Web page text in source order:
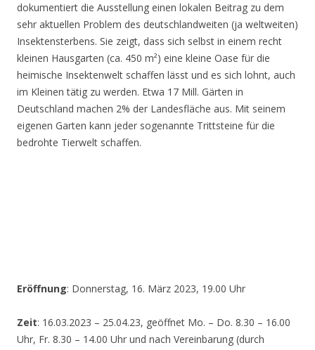
dokumentiert die Ausstellung einen lokalen Beitrag zu dem
sehr aktuellen Problem des deutschlandweiten (ja weltweiten)
Insektensterbens. Sie zeigt, dass sich selbst in einem recht
kleinen Hausgarten (ca. 450 m²) eine kleine Oase für die
heimische Insektenwelt schaffen lässt und es sich lohnt, auch
im Kleinen tätig zu werden. Etwa 17 Mill. Gärten in
Deutschland machen 2% der Landesfläche aus. Mit seinem
eigenen Garten kann jeder sogenannte Trittsteine für die
bedrohte Tierwelt schaffen.
Eröffnung: Donnerstag, 16. März 2023, 19.00 Uhr
Zeit: 16.03.2023 – 25.04.23, geöffnet Mo. – Do. 8.30 – 16.00
Uhr, Fr. 8.30 – 14.00 Uhr und nach Vereinbarung (durch